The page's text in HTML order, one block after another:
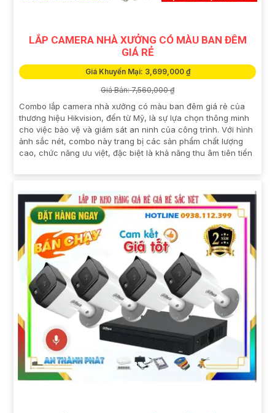
LẮP CAMERA NHÀ XƯỞNG CÓ MÀU BAN ĐÊM
GIÁ RẺ
Giá Khuyến Mại: 3,699,000 ₫
Giá Bán: 7,560,000 ₫
Combo lắp camera nhà xưởng có màu ban đêm giá rẻ của
thương hiệu Hikvision, đến từ Mỹ, là sự lựa chọn thông minh
cho việc bảo vệ và giám sát an ninh của công trình. Với hình
ảnh sắc nét, combo này trang bị các sản phẩm chất lượng
cao, chức năng ưu việt, đặc biệt là khả năng thu âm tiên tiến